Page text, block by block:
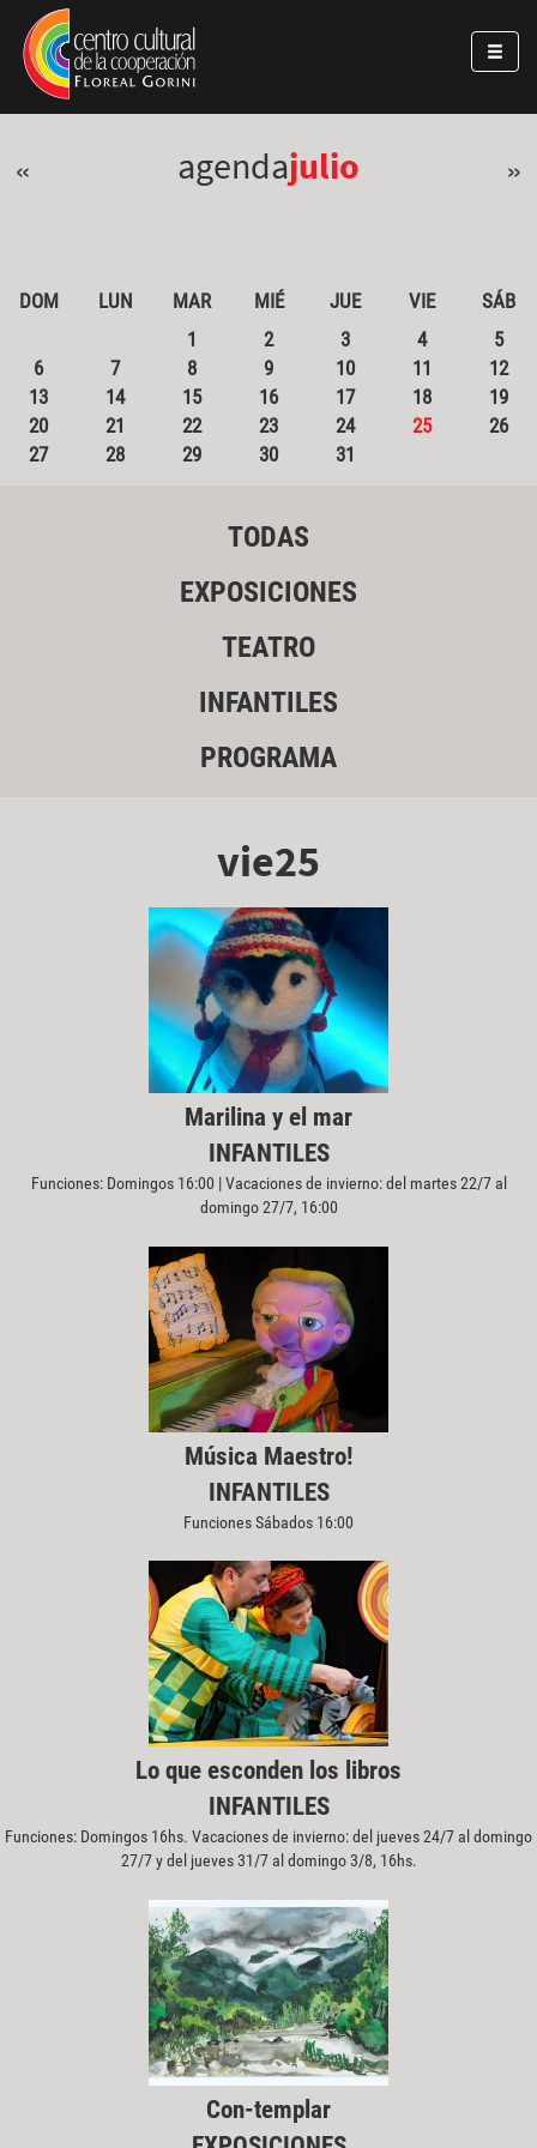
Pasar al contenido principal
Jump to main content
« agendajulio »
DOM LUN MAR MIÉ JUE VIE
SÁB
1
2 3 4
5
6
7 8 9 10 11
12
13
14 15 16 17 18
19
20
21 22 23 24 25
26
27
28 29 30 31
TODAS
EXPOSICIONES
TEATRO
INFANTILES
PROGRAMA
vie25
Marilina y el mar
INFANTILES
Funciones: Domingos 16:00 | Vacaciones de invierno: del martes 22/7 al
domingo 27/7, 16:00
Música Maestro!
INFANTILES
Funciones Sábados 16:00
Lo que esconden los libros
INFANTILES
Funciones: Domingos 16hs. Vacaciones de invierno: del jueves 24/7 al domingo
27/7 y del jueves 31/7 al domingo 3/8, 16hs.
Con-templar